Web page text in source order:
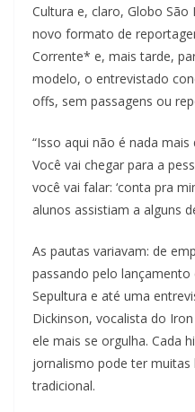
Cultura e, claro, Globo
novo formato de
Corrente* e, mais tarde,
modelo, o entrevistado
offs, sem passagens ou
“Isso aqui não é nada
Você vai chegar para a
você vai falar: ‘conta pra
alunos assistiam a alguns
As pautas variavam: de
passando pelo
Sepultura e até uma
Dickinson, vocalista do
ele mais se orgulha. Cada
jornalismo pode ter muitas
tradicional.